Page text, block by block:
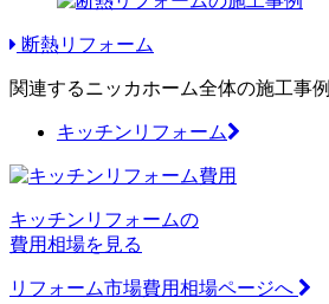
断熱リフォーム
関連するニッカホーム全体の施工事例
キッチンリフォーム
キッチンリフォームの
費用相場を見る
リフォーム市場費用相場ページへ